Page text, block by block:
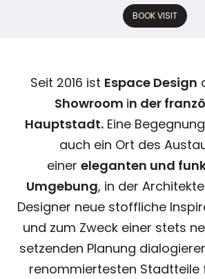
BOOK VISIT
Seit 2016 ist Espace Design
Showroom in der
Hauptstadt. Eine
auch ein Ort des
einer eleganten und
Umgebung, in der
Designer neue stoffliche
und zum Zweck einer stets
setzenden Planung
renommiertesten Stadtteile